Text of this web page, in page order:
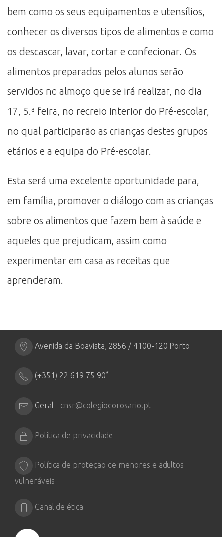
bem como os seus equipamentos e utensílios,
conhecer os diversos tipos de alimentos e como
os descascar, lavar, cortar e confecionar. Os
alimentos preparados pelos alunos serão
servidos no almoço que se irá realizar, no dia
17, 5.ª feira, no recreio interior do Pré-escolar,
no qual participarão as crianças destes grupos
etários e a equipa do Pré-escolar.
Esta será uma excelente oportunidade para,
em família, promover o diálogo com as crianças
sobre os alimentos que fazem bem à saúde e
aqueles que prejudicam, assim como
experimentar em casa as receitas que
aprenderam.
Avenida da Boavista, 2856 / 4100-120 Porto
(+351) 22 619 75 90*
Geral - cnsr@colegiodorosario.pt
Política de privacidade
Política de proteção de menores e adultos
vulneráveis
Canal de ética